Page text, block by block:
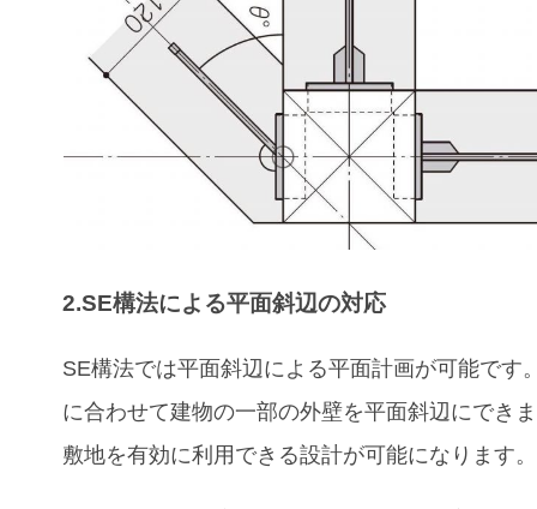
2.SE構法による平面斜辺の対応
SE構法では平面斜辺による平面計画が可能です
に合わせて建物の一部の外壁を平面斜辺にでき
敷地を有効に利用できる設計が可能になります。